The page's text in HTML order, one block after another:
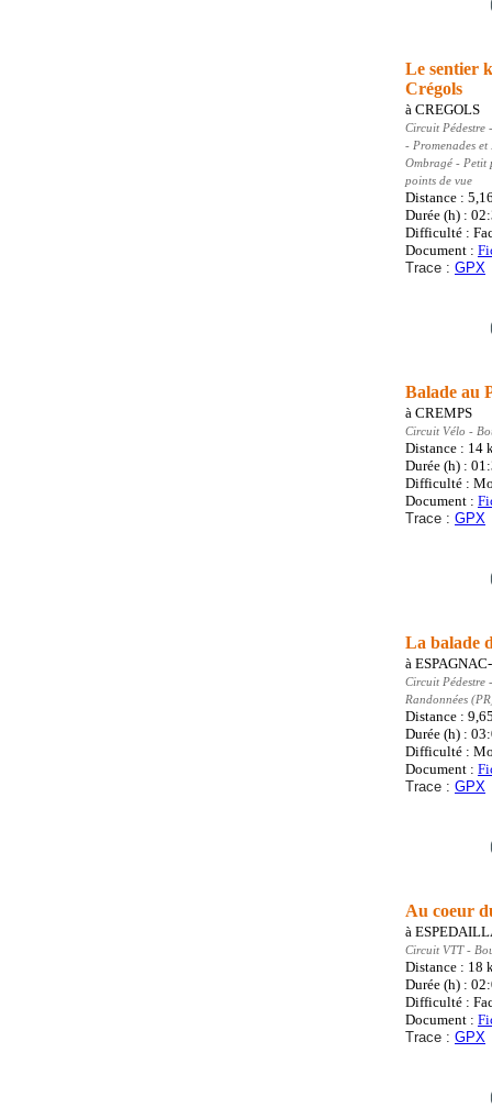
Le sentier
Crégols
à CREGOLS
Circuit Pédestre
- Promenades et
Ombragé - Petit
points de vue
Distance :
Durée (h) :
Difficulté :
Document :
Trace : GPX
Balade au
à CREMPS
Circuit Vélo -
Distance : 14
Durée (h) :
Difficulté :
Document :
Trace : GPX
La balade
à
Circuit Pédestre
Randonnées
Distance :
Durée (h) :
Difficulté :
Document :
Trace : GPX
Au coeur
à
Circuit VTT-
Distance : 18
Durée (h) :
Difficulté :
Document :
Trace : GPX